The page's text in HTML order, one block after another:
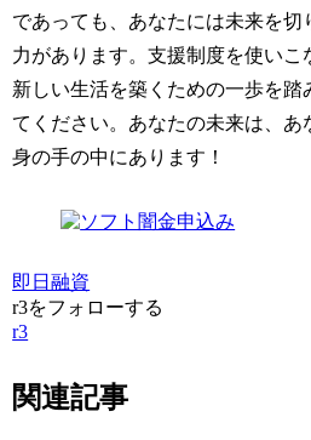
であっても、あなたには未来を切
力があります。支援制度を使いこ
新しい生活を築くための一歩を踏
てください。あなたの未来は、あ
身の手の中にあります！
即日融資
r3をフォローする
r3
関連記事